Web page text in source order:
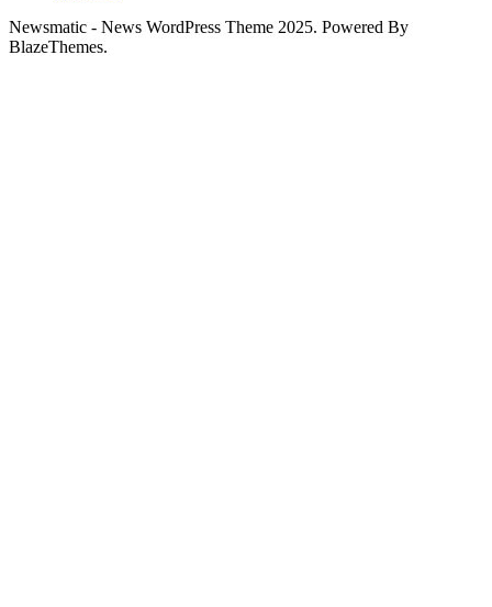
Newsmatic - News WordPress Theme 2025. Powered By
BlazeThemes.